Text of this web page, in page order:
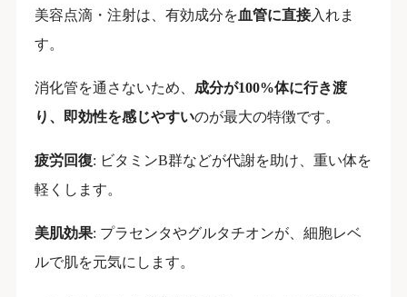
美容点滴・注射は、有効成分を血管に直接入れま
す。
消化管を通さないため、 成分が100%体に行き渡
り、即効性を感じやすいのが最大の特徴です。
疲労回復: ビタミンB群などが代謝を助け、重い体を
軽くします。
美肌効果: プラセンタやグルタチオンが、細胞レベ
ルで肌を元気にします。